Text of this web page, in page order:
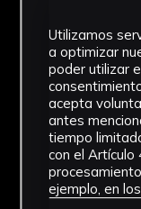
Utilizamos
a optimizar
poder utilizar
acepta
antes
tiempo
con el Artículo
ejemplo, en los